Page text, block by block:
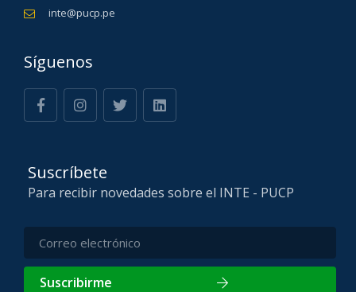
inte@pucp.pe
Síguenos
Suscríbete
Para recibir novedades sobre el INTE - PUCP
Suscribirme